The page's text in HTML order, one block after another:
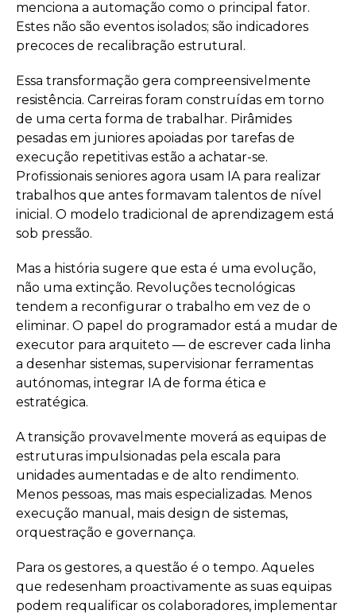
menciona a automação como o principal fator.
Estes não são eventos isolados; são indicadores
precoces de recalibração estrutural.
Essa transformação gera compreensivelmente
resistência. Carreiras foram construídas em torno
de uma certa forma de trabalhar. Pirâmides
pesadas em juniores apoiadas por tarefas de
execução repetitivas estão a achatar-se.
Profissionais seniores agora usam IA para realizar
trabalhos que antes formavam talentos de nível
inicial. O modelo tradicional de aprendizagem está
sob pressão.
Mas a história sugere que esta é uma evolução,
não uma extinção. Revoluções tecnológicas
tendem a reconfigurar o trabalho em vez de o
eliminar. O papel do programador está a mudar de
executor para arquiteto — de escrever cada linha
a desenhar sistemas, supervisionar ferramentas
autónomas, integrar IA de forma ética e
estratégica.
A transição provavelmente moverá as equipas de
estruturas impulsionadas pela escala para
unidades aumentadas e de alto rendimento.
Menos pessoas, mas mais especializadas. Menos
execução manual, mais design de sistemas,
orquestração e governança.
Para os gestores, a questão é o tempo. Aqueles
que redesenham proactivamente as suas equipas
podem requalificar os colaboradores, implementar